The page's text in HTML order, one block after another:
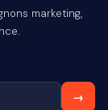
marketing,